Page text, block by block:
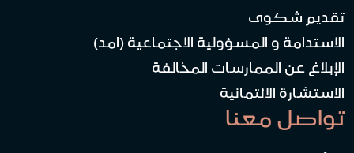
تقديم شكوى
الاستدامة و المسؤولية الاجتماعية (امد)
الإبلاغ عن الممارسات المخالفة
الاستشارة الائتمانية
تواصل معنا